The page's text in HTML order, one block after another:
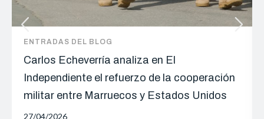
ENTRADAS DEL BLOG
Carlos Echeverría analiza en El
Independiente el refuerzo de la cooperación
militar entre Marruecos y Estados Unidos
27/04/2026